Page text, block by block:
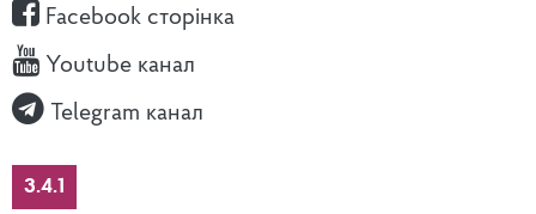
Facebook сторінка
Youtube канал
Telegram канал
3.4.1